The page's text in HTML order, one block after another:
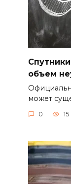
объем
может
0 15